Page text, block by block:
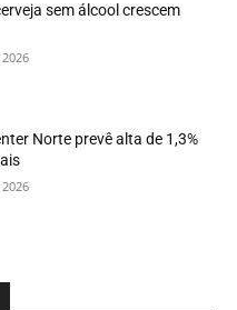
sem álcool crescem
Norte prevê alta de 1,3%